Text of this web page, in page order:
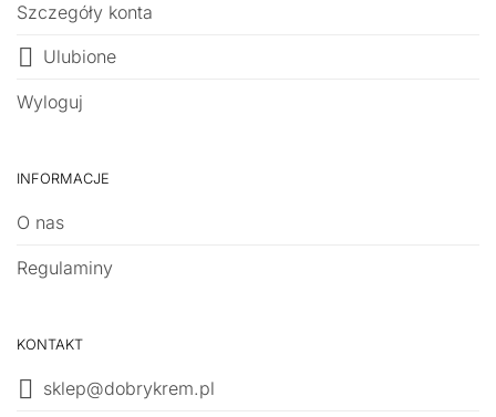
Szczegóły konta
Ulubione
Wyloguj
INFORMACJE
O nas
Regulaminy
KONTAKT
sklep@dobrykrem.pl